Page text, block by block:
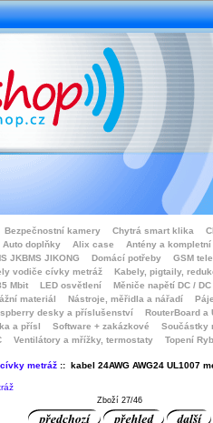
Bezpečnostní kamery Chytrá smart klika
Auto doplňky Alix case Antény a kompletní
JKBMS JIKONG Domácí potřeby GSM
vodiče cívky metráž Kabely, pigtaily,
Mbit LED osvětlení Měniče napětí DC / DC
materiál Nástroje, měřidla a nářadí
desky a příslušenství RouterBoard a
a přísl Software + zakázkové Součástky
Ventilátory a mřížky, termostaty Topení
metráž:: kabel 24AWG AWG24 UL1007
Zboží 27/46